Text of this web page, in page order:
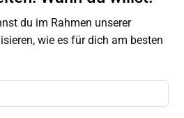
du im Rahmen unserer
wie es für dich am besten